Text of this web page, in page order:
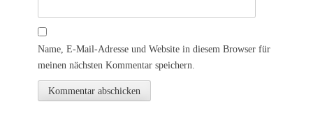
Name, E-Mail-Adresse und Website in diesem Browser für
meinen nächsten Kommentar speichern.